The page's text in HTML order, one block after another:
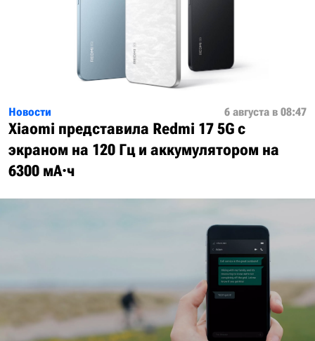
Новости 6 августа в 08:47
Xiaomi представила Redmi 17 5G с
экраном на 120 Гц и аккумулятором на
6300 мА·ч